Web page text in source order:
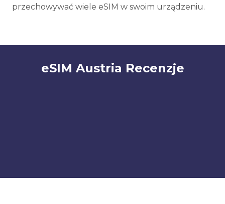
przechowywać wiele eSIM w swoim urządzeniu.
eSIM Austria Recenzje